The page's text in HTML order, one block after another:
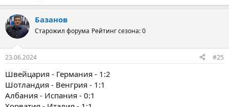
Базанов
Старожил форума Рейтинг сезона: 0
23.06.2024 #25
Швейцария - Германия - 1:2
Шотландия - Венгрия - 1:1
Албания - Испания - 0:1